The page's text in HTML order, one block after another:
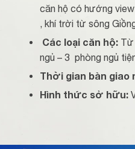
căn hộ có hướng
, khí trời từ sông
Các loại căn hộ:Từ
ngủ – 3 phòng ngủ
Thời gian bàn giao
Hình thức sở hữu: